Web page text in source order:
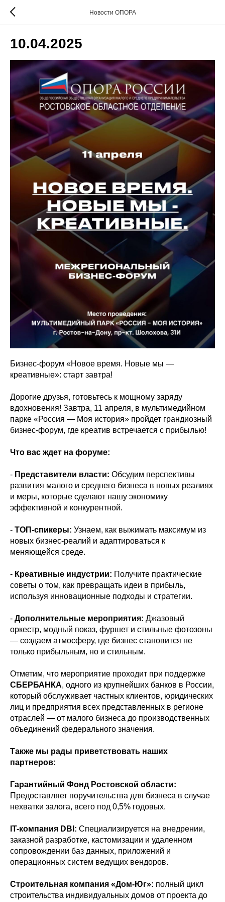
Новости ОПОРА
10.04.2025
Бизнес-форум «Новое время. Новые мы —
креативные»: старт завтра!
Дорогие друзья, готовьтесь к мощному заряду
вдохновения! Завтра, 11 апреля, в мультимедийном
парке «Россия — Моя история» пройдет грандиозный
бизнес-форум, где креатив встречается с прибылью!
Что вас ждет на форуме:
- Представители власти: Обсудим перспективы
развития малого и среднего бизнеса в новых реалиях
и меры, которые сделают нашу экономику
эффективной и конкурентной.
- ТОП-спикеры: Узнаем, как выжимать максимум из
новых бизнес-реалий и адаптироваться к
меняющейся среде.
- Креативные индустрии: Получите практические
советы о том, как превращать идеи в прибыль,
используя инновационные подходы и стратегии.
- Дополнительные мероприятия: Джазовый
оркестр, модный показ, фуршет и стильные фотозоны
— создаем атмосферу, где бизнес становится не
только прибыльным, но и стильным.
Отметим, что мероприятие проходит при поддержке
СБЕРБАНКА, одного из крупнейших банков в России,
который обслуживает частных клиентов, юридических
лиц и предприятия всех представленных в регионе
отраслей — от малого бизнеса до производственных
объединений федерального значения.
Также мы рады приветствовать наших
партнеров:
Гарантийный Фонд Ростовской области:
Предоставляет поручительства для бизнеса в случае
нехватки залога, всего под 0,5% годовых.
IT-компания DBI: Специализируется на внедрении,
заказной разработке, кастомизации и удаленном
сопровождении баз данных, приложений и
операционных систем ведущих вендоров.
Строительная компания «Дом-Юг»: полный цикл
строительства индивидуальных домов от проекта до